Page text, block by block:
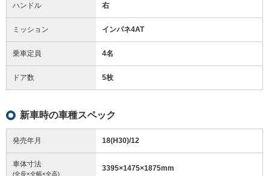
ハンドル 右
ミッション インパネ4AT
乗車定員 4名
ドア数 5枚
新車時の車種スペック
発売年月 18(H30)/12
車体寸法
(全長×全幅×全高)
3395×1475×1875mm